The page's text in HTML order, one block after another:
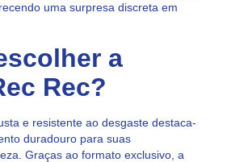
uma surpresa discreta em
a
Rec?
e resistente ao desgaste destaca-
duradouro para suas
Graças ao formato exclusivo, a